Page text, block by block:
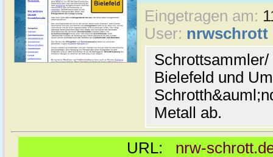
Eingetragen am:
User: nrwschrott
Bielefeld und
Metall ab.
URL: nrw-